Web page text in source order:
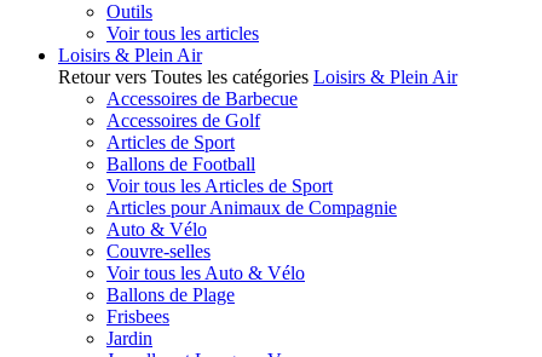
Outils
Voir tous les articles
Loisirs & Plein Air
Retour vers Toutes les catégories Loisirs & Plein Air
Accessoires de Barbecue
Accessoires de Golf
Articles de Sport
Ballons de Football
Voir tous les Articles de Sport
Articles pour Animaux de Compagnie
Auto & Vélo
Couvre-selles
Voir tous les Auto & Vélo
Ballons de Plage
Frisbees
Jardin